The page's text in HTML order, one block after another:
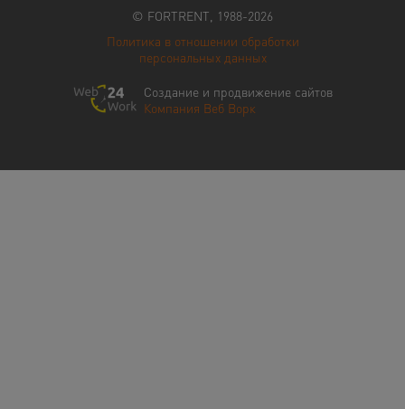
© FORTRENT, 1988-2026
Политика в отношении обработки
персональных данных
Создание и продвижение сайтов
Компания Веб Ворк